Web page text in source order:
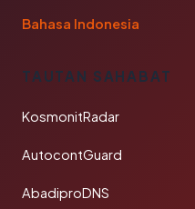
Bahasa Indonesia
TAUTAN SAHABAT
KosmonitRadar
AutocontGuard
AbadiproDNS